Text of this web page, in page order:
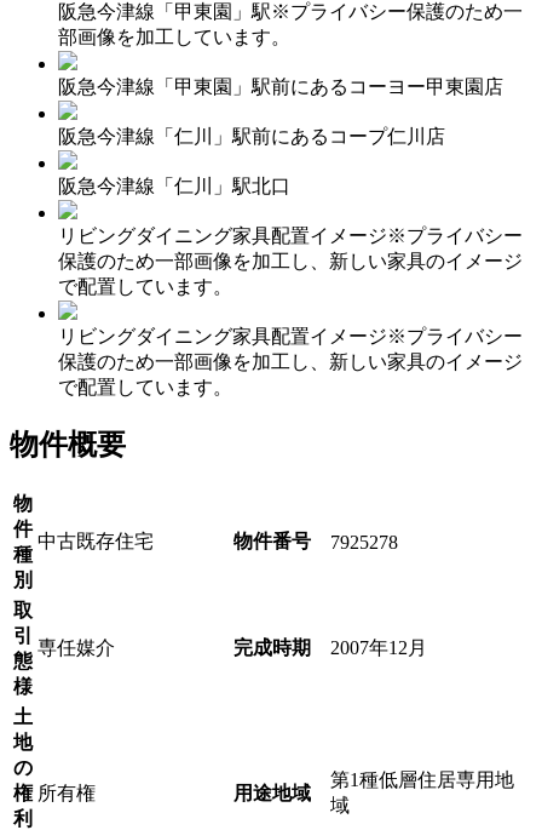
阪急今津線「甲東園」駅※プライバシー保護のため一
部画像を加工しています。
阪急今津線「甲東園」駅前にあるコーヨー甲東園店
阪急今津線「仁川」駅前にあるコープ仁川店
阪急今津線「仁川」駅北口
リビングダイニング家具配置イメージ※プライバシー
保護のため一部画像を加工し、新しい家具のイメージ
で配置しています。
リビングダイニング家具配置イメージ※プライバシー
保護のため一部画像を加工し、新しい家具のイメージ
で配置しています。
物件概要
物
件
種
別
中古既存住宅 物件番号 7925278
取
引
態
様
専任媒介 完成時期 2007年12月
土
地
の
権
利
所有権 用途地域
第1種低層住居専用地
域